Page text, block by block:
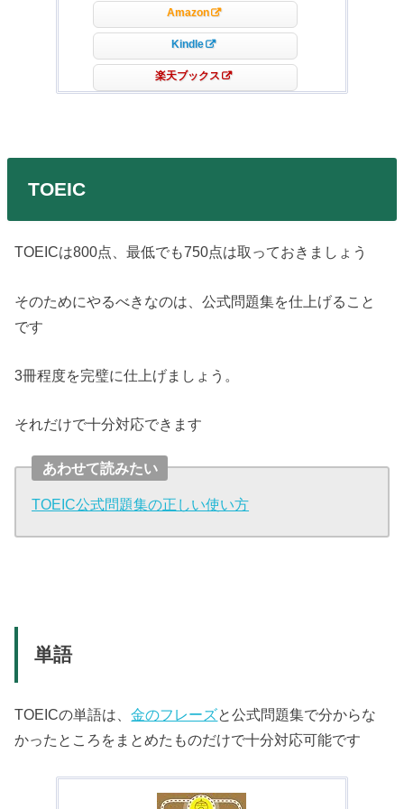
Amazon
Kindle
楽天ブックス
TOEIC
TOEICは800点、最低でも750点は取っておきましょう
そのためにやるべきなのは、公式問題集を仕上げること
です
3冊程度を完璧に仕上げましょう。
それだけで十分対応できます
あわせて読みたい
TOEIC公式問題集の正しい使い方
単語
TOEICの単語は、金のフレーズと公式問題集で分からな
かったところをまとめたものだけで十分対応可能です